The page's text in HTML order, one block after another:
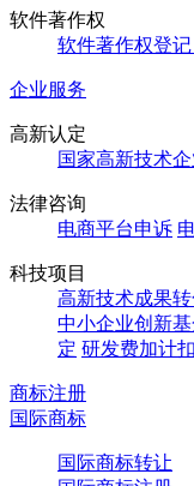
软件著作权
软件著作权登记
企业服务
高新认定
国家高新技术
法律咨询
电商平台申诉
科技项目
高新技术成果
中小企业创新基
定 研发费加计
商标注册
国际商标
国际商标转让